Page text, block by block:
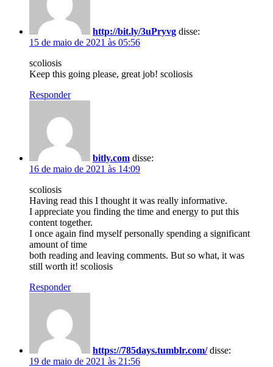
http://bit.ly/3uPryvg disse:
15 de maio de 2021 às 05:56
scoliosis
Keep this going please, great job! scoliosis
Responder
bitly.com disse:
16 de maio de 2021 às 14:09
scoliosis
Having read this I thought it was really informative.
I appreciate you finding the time and energy to put this
content together.
I once again find myself personally spending a significant
amount of time
both reading and leaving comments. But so what, it was
still worth it! scoliosis
Responder
https://785days.tumblr.com/ disse:
19 de maio de 2021 às 21:56